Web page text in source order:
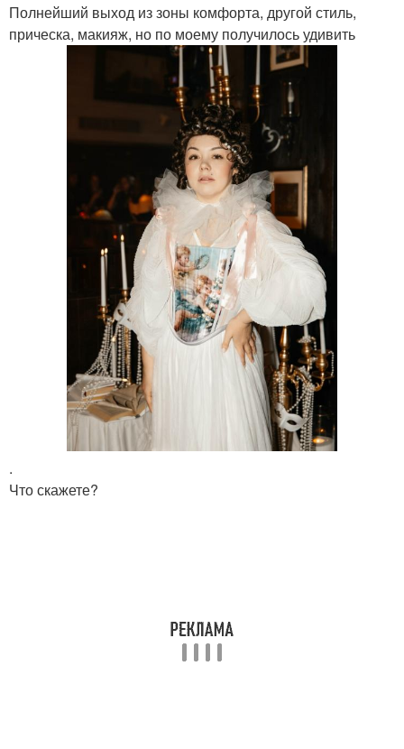
Полнейший выход из зоны комфорта, другой стиль,
прическа, макияж, но по моему получилось удивить
.
Что скажете?